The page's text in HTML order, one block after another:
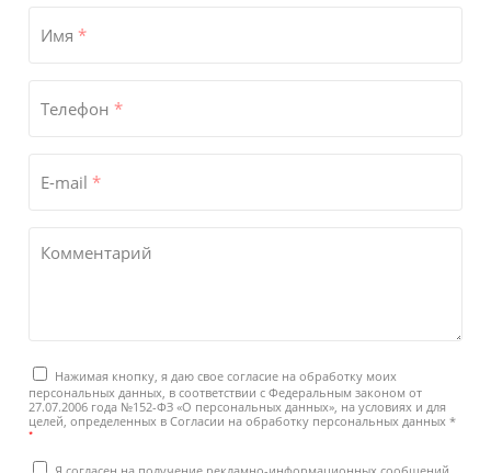
Имя *
Телефон *
E-mail *
Комментарий
Нажимая кнопку, я даю свое согласие на обработку моих
персональных данных, в соответствии с Федеральным законом от
27.07.2006 года №152-ФЗ «О персональных данных», на условиях и для
целей, определенных в Согласии на обработку персональных данных *
*